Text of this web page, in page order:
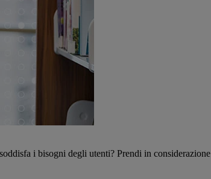
i bisogni degli utenti? Prendi in